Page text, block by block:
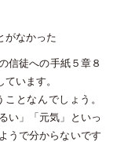
がなかった
信徒への手紙５章８
います。
となんでしょう。
い」「元気」といっ
うで分からないです